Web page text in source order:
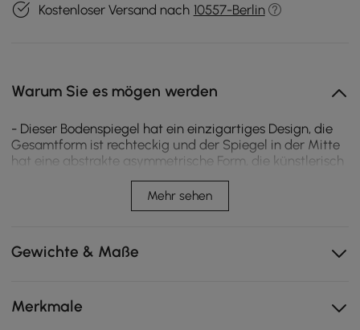
Kostenloser Versand nach 10557-Berlin
Warum Sie es mögen werden
- Dieser Bodenspiegel hat ein einzigartiges Design, die
Gesamtform ist rechteckig und der Spiegel in der Mitte
hat eine abstrakte asymmetrische Form, die künstlerisch
-Großer und hochauflösender Spiegel, der jederzeit
wunderschön reflektiert.
-Es kann auch im Wohnzimmer, Schlafzimmer, Eingang
Mehr sehen
Gewichte & Maße
Merkmale